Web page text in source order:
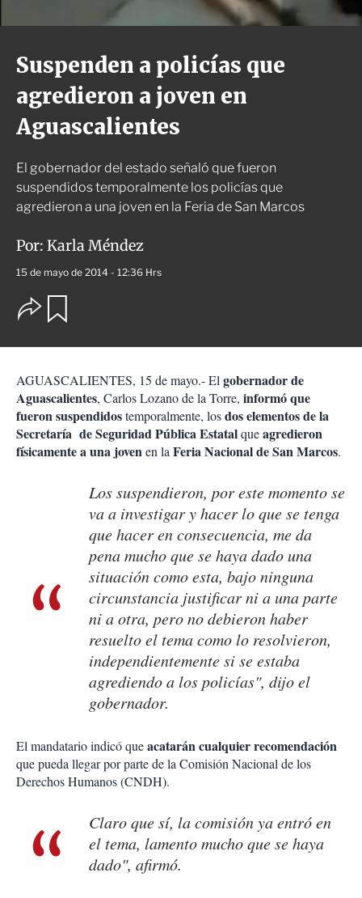
Suspenden a policías que
agredieron a joven en
Aguascalientes
El gobernador del estado señaló que fueron
suspendidos temporalmente los policías que
agredieron a una joven en la Feria de San Marcos
Por: Karla Méndez
15 de mayo de 2014 - 12:36 Hrs
O
p
i
n
e
d
e
c
r
a
r
AGUASCALIENTES, 15 de mayo.- El gobernador de
Aguascalientes, Carlos Lozano de la Torre, informó que
fueron suspendidostemporalmente, losdos elementos de la
Secretaría de Seguridad Pública Estatalqueagredieron
físicamente a una jovenen la Feria Nacional de San Marcos.
Los suspendieron, por este momento se
va a investigar y hacer lo que se tenga
que hacer en consecuencia, me da
pena mucho que se haya dado una
situación como esta, bajo ninguna
circunstancia justificar ni a una parte
ni a otra, pero no debieron haber
resuelto el tema como lo resolvieron,
independientemente si se estaba
agrediendo a los policías", dijo el
gobernador.
El mandatario indicó queacatarán cualquier recomendación
que pueda llegar por parte de la Comisión Nacional de los
Derechos Humanos (CNDH).
Claro que sí, la comisión ya entró en
el tema, lamento mucho que se haya
dado", afirmó.